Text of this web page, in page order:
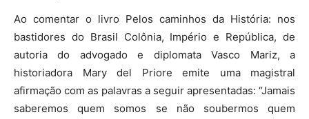
Ao comentar o livro Pelos caminhos da História: nos
bastidores do Brasil Colônia, Império e República, de
autoria do advogado e diplomata Vasco Mariz, a
historiadora Mary del Priore emite uma magistral
afirmação com as palavras a seguir apresentadas: “Jamais
saberemos quem somos se não soubermos quem